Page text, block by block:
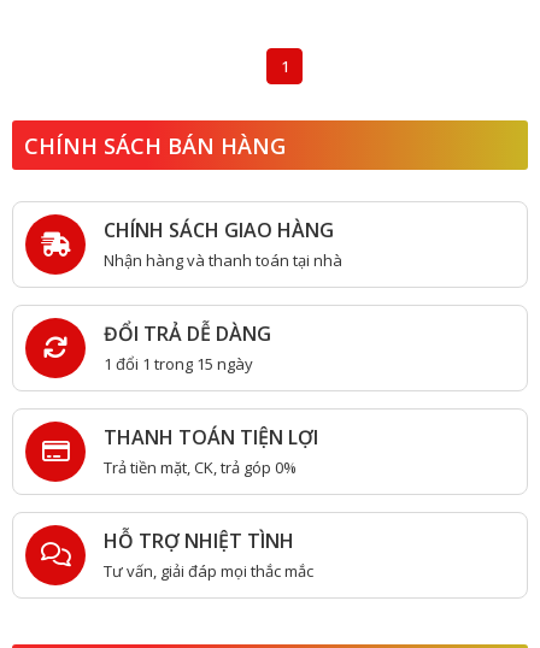
1
CHÍNH SÁCH BÁN HÀNG
CHÍNH SÁCH GIAO HÀNG
Nhận hàng và thanh toán tại nhà
ĐỔI TRẢ DỄ DÀNG
1 đổi 1 trong 15 ngày
THANH TOÁN TIỆN LỢI
Trả tiền mặt, CK, trả góp 0%
HỖ TRỢ NHIỆT TÌNH
Tư vấn, giải đáp mọi thắc mắc